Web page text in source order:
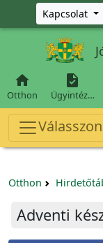
Ugrás a főKapcsolat

Otthon

Ügyintéz…
Otthon
Adventi